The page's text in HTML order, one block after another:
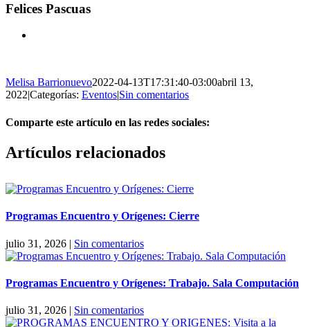
Felices Pascuas
Melisa Barrionuevo2022-04-13T17:31:40-03:00abril 13,
2022|Categorías: Eventos|Sin comentarios
Comparte este artículo en las redes sociales:
Facebook
X
Reddit
LinkedIn
Pinterest
Vk
Artículos relacionados
Programas Encuentro y Orígenes: Cierre
julio 31, 2026 | Sin comentarios
Programas Encuentro y Orígenes: Trabajo. Sala Computación
julio 31, 2026 | Sin comentarios